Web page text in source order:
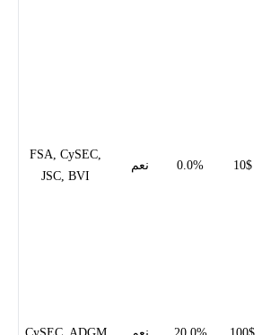
10$
0.0% نعم
FSA, CySEC,
JSC, BVI